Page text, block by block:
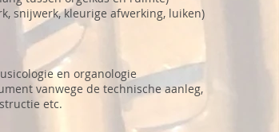
snijwerk, kleurige afwerking, luiken)
en organologie
vanwege de technische aanleg,
etc.